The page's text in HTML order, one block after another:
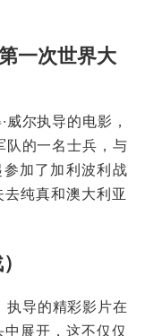
一次世界大
威尔执导的电影，
队的一名士兵，与
加了加利波利战
纯真和澳大利亚
执导的精彩影片在
展开，这不仅仅